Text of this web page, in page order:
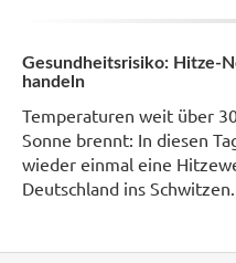
Gesundheitsrisiko: Hitze-
handeln
Temperaturen weit über
Sonne brennt: In diesen
wieder einmal eine
Deutschland ins